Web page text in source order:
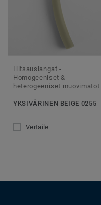
Hitsauslangat -
Homogeeniset &
heterogeeniset muovimatot
YKSIVÄRINEN BEIGE 0255
Vertaile